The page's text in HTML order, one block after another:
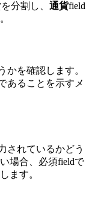
分割し、 通貨field
かを確認します。
あることを示すメ
されているかどう
場合、必須fieldで
ます。